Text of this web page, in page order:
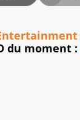
du moment :